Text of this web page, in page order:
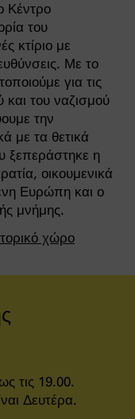
Κέντρο
του
κτίριο με
Με το
για τις
και του ναζισμού
την
με τα θετικά
ξεπεράστηκε η
οικουμενικά
Ευρώπη και ο
μνήμης.
χώρο
τις 19.00.
Δευτέρα.